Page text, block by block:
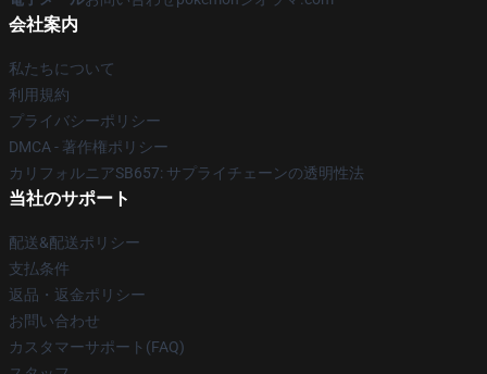
会社案内
私たちについて
利用規約
プライバシーポリシー
DMCA - 著作権ポリシー
カリフォルニアSB657: サプライチェーンの透明性法
当社のサポート
配送&配送ポリシー
支払条件
返品・返金ポリシー
お問い合わせ
カスタマーサポート(FAQ)